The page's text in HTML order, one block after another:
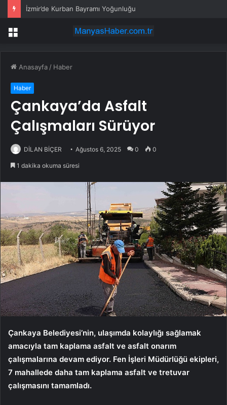
İzmir’de Kurban Bayramı Yoğunluğu
Menü
Anasayfa / Haber
Haber
Çankaya’da Asfalt
Çalışmaları Sürüyor
DİLAN BİÇER Ağustos 6, 2025 0 0
1 dakika okuma süresi
Çankaya Belediyesi’nin, ulaşımda kolaylığı sağlamak
amacıyla tam kaplama asfalt ve asfalt onarım
çalışmalarına devam ediyor. Fen İşleri Müdürlüğü ekipleri,
7 mahallede daha tam kaplama asfalt ve tretuvar
çalışmasını tamamladı.